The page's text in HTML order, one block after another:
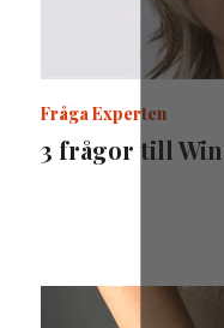
Fråga Experten
3 frågor till